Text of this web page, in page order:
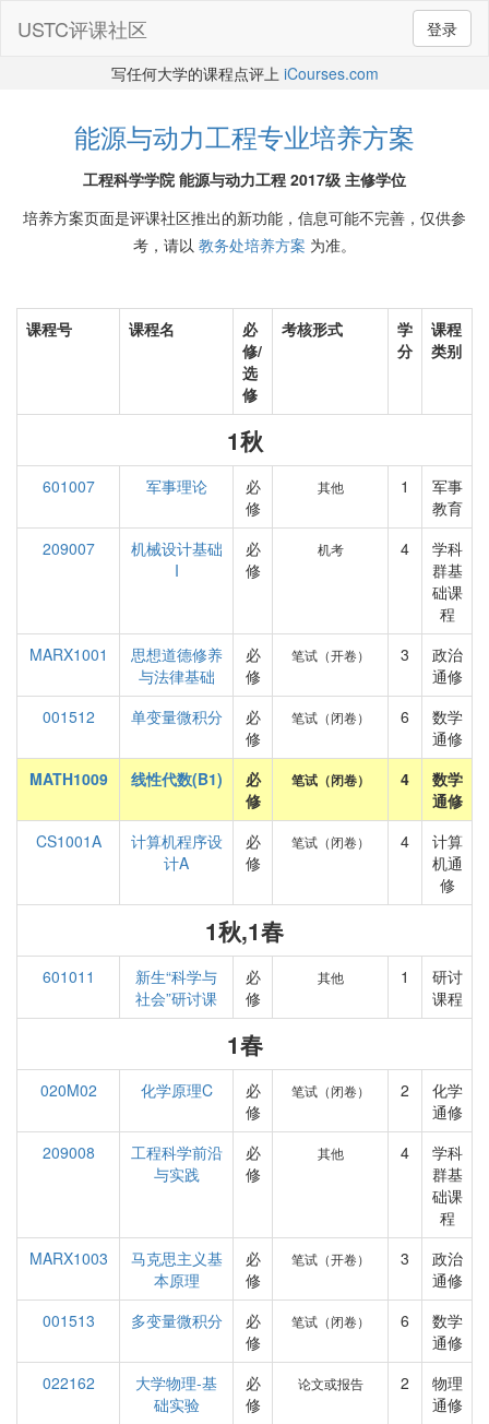
登录
USTC评课社区
写任何大学的课程点评上 iCourses.com
能源与动力工程专业培养方案
工程科学学院 能源与动力工程 2017级 主修学位
培养方案页面是评课社区推出的新功能，信息可能不完善，仅供参
考，请以 教务处培养方案 为准。
课程号 课程名
必
修/
选
修
考核形式
学
分
课程
类别
1秋
601007 军事理论
必
修
其他 1
军事
教育
209007
机械设计基础
I
必
修
机考 4
学科
群基
础课
程
MARX1001
思想道德修养
与法律基础
必
修
笔试（开卷） 3
政治
通修
001512
单变量微积分
必
修
笔试（闭卷） 6
数学
通修
MATH1009
线性代数(B1)
必
修
笔试（闭卷） 4
数学
通修
CS1001A
计算机程序设
计A
必
修
笔试（闭卷） 4
计算
机通
修
1秋,1春
601011
新生“科学与
社会”研讨课
必
修
其他 1
研讨
课程
1春
020M02 化学原理C
必
修
笔试（闭卷） 2
化学
通修
209008
工程科学前沿
与实践
必
修
其他 4
学科
群基
础课
程
MARX1003
马克思主义基
本原理
必
修
笔试（开卷） 3
政治
通修
001513
多变量微积分
必
修
笔试（闭卷） 6
数学
通修
022162
大学物理-基
础实验
必
修
论文或报告 2
物理
通修